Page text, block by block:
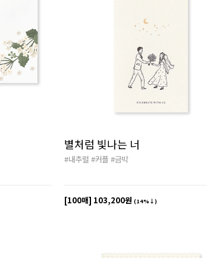
별처럼 빛나는 너
#내추럴 #커플 #금박
[100매] 103,200원 (14%↓)